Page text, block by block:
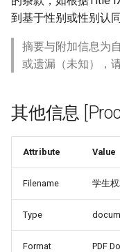
到基于性别或性别认
摘要与附加信息为
或遗漏（未知），
其他信息
Attribute Value
Filename 学生
Type
Format PDF